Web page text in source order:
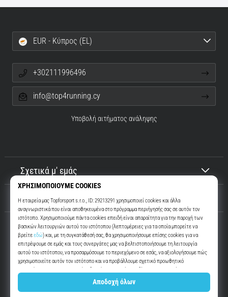
Top4Running.cy
Περισσότερα από 16 χρόνια σας παρακινούμε να βγείτε έξω και να
τρέξετε. Πιο γρήγορα. Μαζί μας. Κάθε μέρα.
Σχετικά μ' εμάς
Εξυπηρέτηση πελατών
EUR - Κύπρος (EL)
+302111996496
info@top4running.cy
Υποβολή αιτήματος ανάληψης